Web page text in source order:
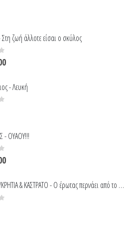
Στη ζωή άλλοτε είσαι ο σκύλος
- Λευκή
- ΟΥΑΟΥ!!!
Ποδιά ΛΟΥΚΡΗΤΙΑ & ΚΑΣΤΡΑΤΟ - Ο έρωτας περνάει από το στομάχι